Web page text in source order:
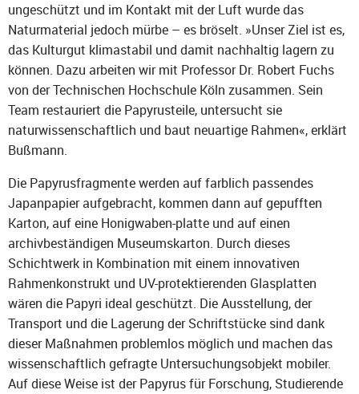
ungeschützt und im Kontakt mit der Luft wurde das
Naturmaterial jedoch mürbe – es bröselt. »Unser Ziel ist es,
das Kulturgut klimastabil und damit nachhaltig lagern zu
können. Dazu arbeiten wir mit Professor Dr. Robert Fuchs
von der Technischen Hochschule Köln zusammen. Sein
Team restauriert die Papyrusteile, untersucht sie
naturwissenschaftlich und baut neuartige Rahmen«, erklärt
Bußmann.
Die Papyrusfragmente werden auf farblich passendes
Japanpapier aufgebracht, kommen dann auf gepufften
Karton, auf eine Honigwaben-platte und auf einen
archivbeständigen Museumskarton. Durch dieses
Schichtwerk in Kombination mit einem innovativen
Rahmenkonstrukt und UV-protektierenden Glasplatten
wären die Papyri ideal geschützt. Die Ausstellung, der
Transport und die Lagerung der Schriftstücke sind dank
dieser Maßnahmen problemlos möglich und machen das
wissenschaftlich gefragte Untersuchungsobjekt mobiler.
Auf diese Weise ist der Papyrus für Forschung, Studierende